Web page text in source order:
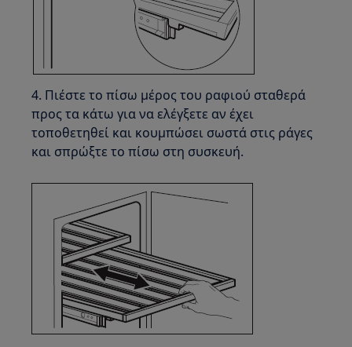
4. Πιέστε το πίσω μέρος του ραφιού σταθερά
προς τα κάτω για να ελέγξετε αν έχει
τοποθετηθεί και κουμπώσει σωστά στις ράγες
και σπρώξτε το πίσω στη συσκευή.